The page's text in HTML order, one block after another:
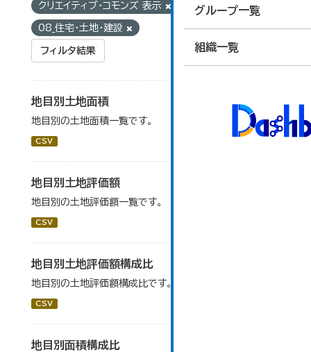
グループ一覧
組織一覧
クリエイティブ・コモンズ 表示 グループ:
08_住宅・土地・建設
フィルタ結果
地目別土地面積
地目別の土地面積一覧です。
CSV
地目別土地評価額
地目別の土地評価額一覧です。
CSV
地目別土地評価額構成比
地目別の土地評価額構成比です。
CSV
地目別面積構成比